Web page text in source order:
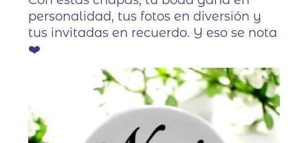
personalidad, tus fotos en diversión y
tus invitadas en recuerdo. Y eso se nota
❤️